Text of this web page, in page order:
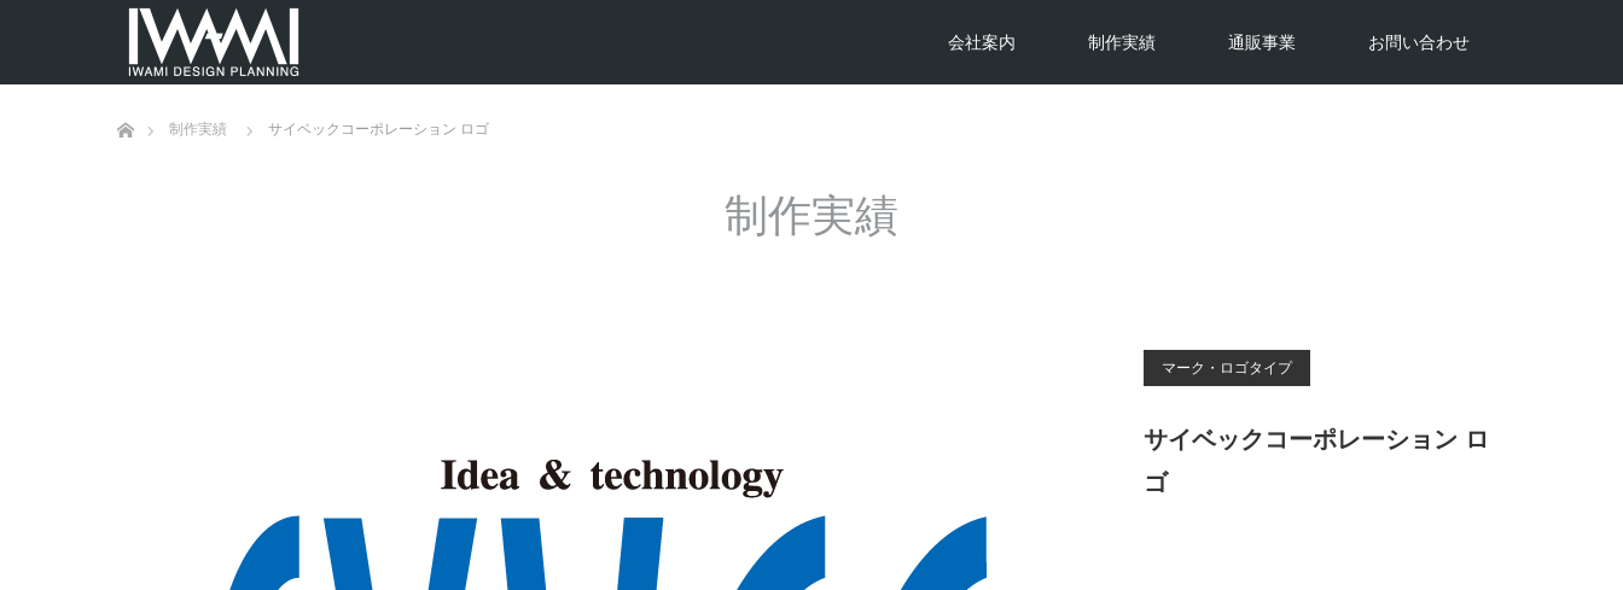
会社案内 制作実績 通販事業 お問い合わせ
制作実績 サイベックコーポレーション ロゴ
制作実績
マーク・ロゴタイプ
サイベックコーポレーション ロ
ゴ